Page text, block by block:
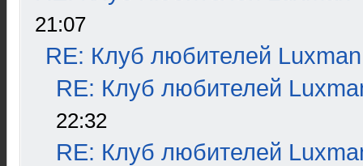
21:07
RE: Клуб любителей Luxman
RE: Клуб любителей
22:32
RE: Клуб любителей